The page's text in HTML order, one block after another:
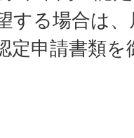
する場合は
定申請書類